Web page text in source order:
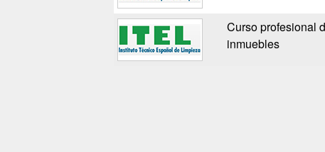
Curso profesional
inmuebles